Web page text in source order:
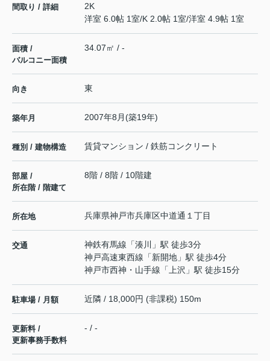
間取り / 詳細
2K
洋室 6.0帖 1室/K 2.0帖 1室/洋室 4.9帖 1室
面積 /
バルコニー面積
34.07㎡ / -
向き 東
築年月 2007年8月(築19年)
種別 / 建物構造 賃貸マンション / 鉄筋コンクリート
部屋 /
所在階 / 階建て
8階 / 8階 / 10階建
所在地 兵庫県神戸市兵庫区中道通 １丁目
交通 神鉄有馬線 「湊川
」駅 徒歩3分
神戸高速東西線 「新開地 」駅 徒歩4分
神戸市西神・山手線 「 上沢 」駅 徒歩15分
駐車場 / 月額 近隣 / 18,000円 (非課税) 150m
更新料 /
更新事務手数料
- / -